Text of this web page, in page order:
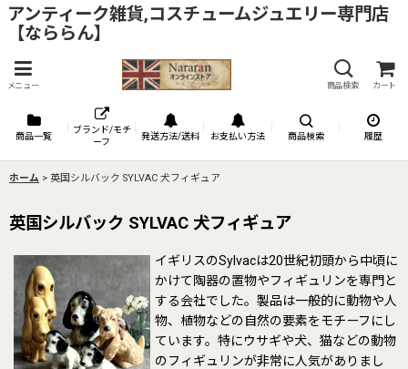
アンティーク雑貨,コスチュームジュエリー専門店
【なららん】
メニュー 商品検索 カート
商品一覧
ブランド/モチ
ーフ
発送方法/送料 お支払い方法 商品検索 履歴
ホーム > 英国シルバック SYLVAC 犬フィギュア
英国シルバック SYLVAC 犬フィギュア
イギリスのSylvacは20世紀初頭から中頃に
かけて陶器の置物やフィギュリンを専門と
する会社でした。製品は一般的に動物や人
物、植物などの自然の要素をモチーフにし
ています。特にウサギや犬、猫などの動物
のフィギュリンが非常に人気がありまし